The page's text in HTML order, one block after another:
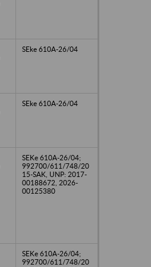
SEke 610A-26/04
SEke 610A-26/04
SEKe 610A-26/04;
992700/611/748/20
15-SAK, UNP: 2017-
00188672, 2026-
00125380
SEKe 610A-26/04;
992700/611/748/20